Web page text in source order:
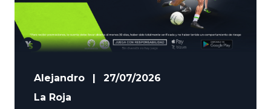
Alejandro
27/07/2026
La Roja